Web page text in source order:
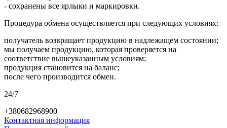
- сохранены все ярлыки и маркировки.
Процедура обмена осуществляется при следующих условиях:
получатель возвращает продукцию в надлежащем состоянии;
мы получаем продукцию, которая проверяется на
соответствие вышеуказанным условиям;
продукция становится на баланс;
после чего производится обмен.
24/7
+380682968900
Контактная информация